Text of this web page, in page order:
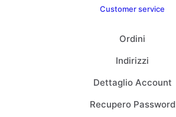
Customer service
Ordini
Indirizzi
Dettaglio Account
Recupero Password